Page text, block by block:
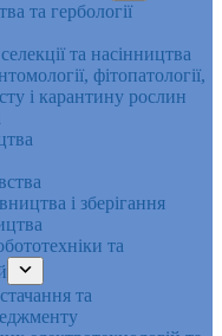
та гербології
та насінництва
фітопатології,
і карантину рослин
і зберігання
та
та